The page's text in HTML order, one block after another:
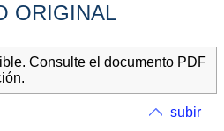
ORIGINAL
Consulte el documento PDF
subir